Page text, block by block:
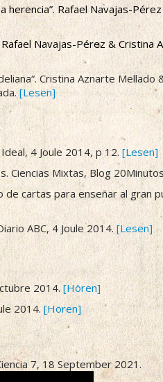
Rafael Navajas-
Navajas-Pérez &
Cristina Aznarte
[Lesen]
4 Joule 2014, p 12. [Lesen]
Ciencias Mixtas, Blog
cartas para enseñar al gran
ABC, 4 Joule 2014. [Lesen]
2014.[Hören]
2014.[Hören]
7, 18 September 2021.